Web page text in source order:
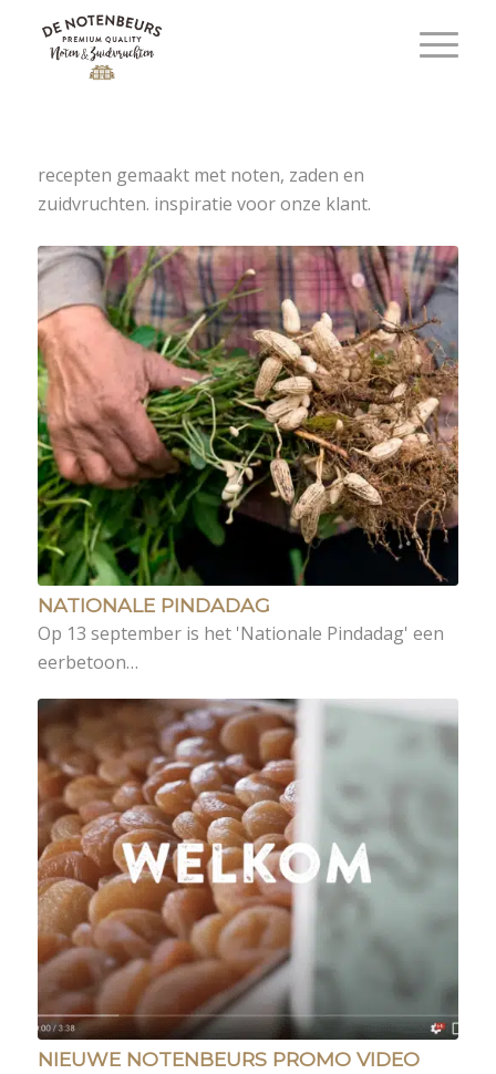
recepten gemaakt met noten, zaden en
zuidvruchten. inspiratie voor onze klant.
NATIONALE PINDADAG
Op 13 september is het 'Nationale Pindadag' een
eerbetoon…
NIEUWE NOTENBEURS PROMO VIDEO